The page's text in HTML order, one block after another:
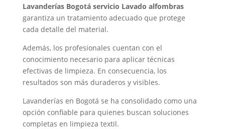
Lavanderías Bogotá servicio Lavado alfombras
garantiza un tratamiento adecuado que protege
cada detalle del material.
Además, los profesionales cuentan con el
conocimiento necesario para aplicar técnicas
efectivas de limpieza. En consecuencia, los
resultados son más duraderos y visibles.
Lavanderías en Bogotá se ha consolidado como una
opción confiable para quienes buscan soluciones
completas en limpieza textil.